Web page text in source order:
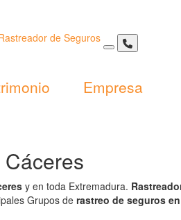
Empresa
y en toda Extremadura.
Grupos de rastreo de seguros